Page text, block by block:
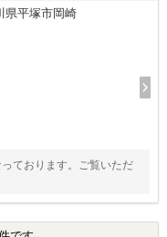
県平塚市岡崎
ております。ご覧いただ